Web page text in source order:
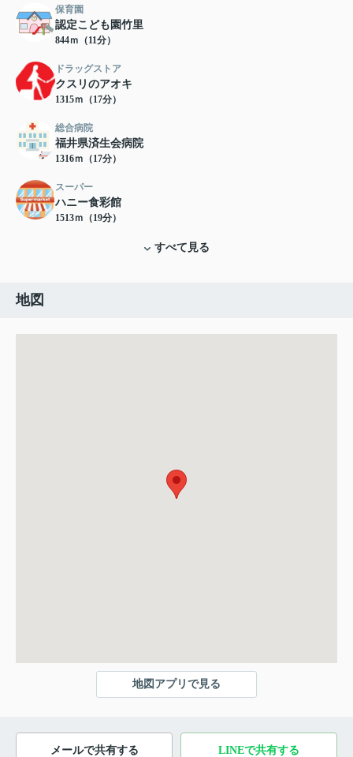
保育園
認定こども園竹里
844ｍ（11分）
ドラッグストア
クスリのアオキ
1315ｍ（17分）
総合病院
福井県済生会病院
1316ｍ（17分）
スーパー
ハニー食彩館
1513ｍ（19分）
すべて見る
地図
地図アプリで見る
メールで共有する LINEで共有する